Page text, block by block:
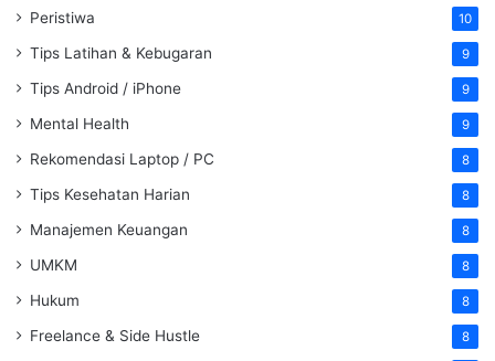
Peristiwa 10
Tips Latihan & Kebugaran 9
Tips Android / iPhone 9
Mental Health 9
Rekomendasi Laptop / PC 8
Tips Kesehatan Harian 8
Manajemen Keuangan 8
UMKM 8
Hukum 8
Freelance & Side Hustle 8